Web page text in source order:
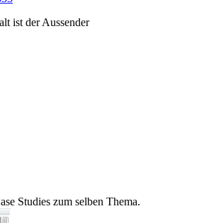
ist der Aussender
Studies zum selben Thema.